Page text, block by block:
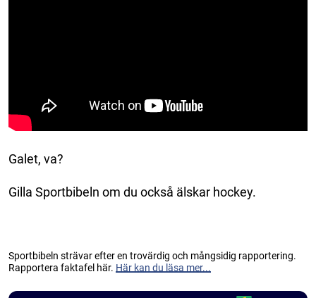
Galet, va?
Gilla Sportbibeln om du också älskar hockey.
Sportbibeln strävar efter en trovärdig och mångsidig rapportering.
Rapportera faktafel här. Här kan du läsa mer...